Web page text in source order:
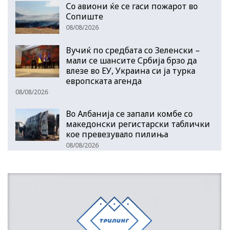
Со авиони ќе се гаси пожарот во
Сопиште
08/08/2026
Вучиќ по средбата со Зеленски –
мали се шансите Србија брзо да
влезе во ЕУ, Украина си ја турка
европската агенда
08/08/2026
Во Албанија се запали комбе со
македонски регистарски таблички
кое превезувало пилиња
08/08/2026